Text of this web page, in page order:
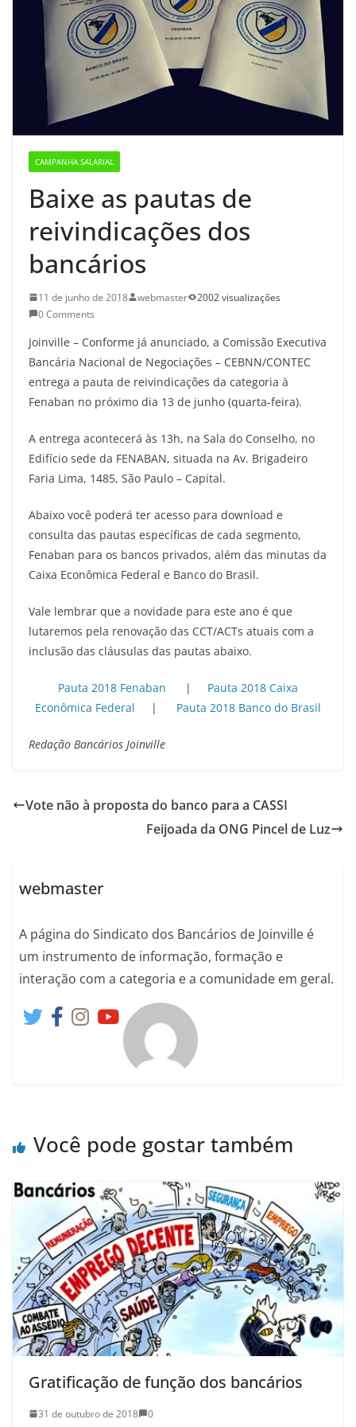
CAMPANHA SALARIAL
Baixe as pautas de
reivindicações dos
bancários
11 de junho de 2018 webmaster
2002 visualizações
0 Comments
Joinville – Conforme já anunciado, a Comissão Executiva
Bancária Nacional de Negociações – CEBNN/CONTEC
entrega a pauta de reivindicações da categoria à
Fenaban no próximo dia 13 de junho (quarta-feira).
A entrega acontecerá às 13h, na Sala do Conselho, no
Edifício sede da FENABAN, situada na Av. Brigadeiro
Faria Lima, 1485, São Paulo – Capital.
Abaixo você poderá ter acesso para download e
consulta das pautas específicas de cada segmento,
Fenaban para os bancos privados, além das minutas da
Caixa Econômica Federal e Banco do Brasil.
Vale lembrar que a novidade para este ano é que
lutaremos pela renovação das CCT/ACTs atuais com a
inclusão das cláusulas das pautas abaixo.
Pauta 2018 Fenaban | Pauta 2018 Caixa
Econômica Federal | Pauta 2018 Banco do Brasil
Redação Bancários Joinville
Vote não à proposta do banco para a CASSI
Feijoada da ONG Pincel de Luz
webmaster
A página do Sindicato dos Bancários de Joinville é
um instrumento de informação, formação e
interação com a categoria e a comunidade em geral.
Você pode gostar também
Gratificação de função dos bancários
31 de outubro de 2018 0